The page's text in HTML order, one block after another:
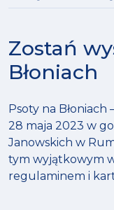
Zostań
Błoniach
Psoty na
28 maja 2023 w
Janowskich w
tym wyjątkowym
regulaminem i